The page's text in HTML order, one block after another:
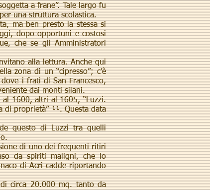
a frane”. Tale largo fu
una struttura scolastica.
ma ben presto la stessa si
dopo opportuni e costosi
che se gli Amministratori
alla lettura. Anche qui
zona di un “cipresso”; c’è
i frati di San Francesco,
dai monti silani.
1600, altri al 1605, “Luzzi.
di proprietà” ¹¹. Questa data
questo di Luzzi tra quelli
di uno dei frequenti ritiri
da spiriti maligni, che lo
di Acri cadde riportando
circa 20.000 mq. tanto da